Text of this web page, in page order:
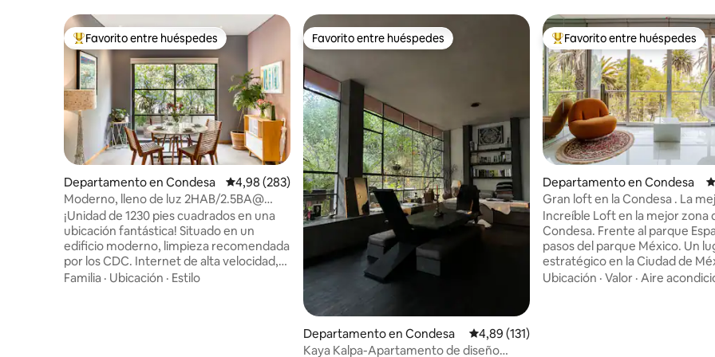
Favorito entre los huéspedes más destacados
Favorito entre huéspedes
Departamento en Condesa Calificación promedio: 4,98 de 5. 283 evaluaciones
4,98 (283)
Moderno, lleno de luz 2HAB/2.5BA@
Condesa con terraza
¡Unidad de 1230 pies cuadrados en una
ubicación fantástica! Situado en un
edificio moderno, limpieza recomendada
por los CDC. Internet de alta velocidad,
agua filtrada. Hay un supermercado
Familia · Ubicación · Estilo
Favorito entre huéspedes
Favorito entre huéspedes
Departamento en Condesa Calificación promedio: 4,89 de 5. 131
4,89 (131)
Kaya Kalpa-Apartamento de diseño
Favorito entre los huéspedes
Favorito entre huéspedes
Departamento en Condesa
Gran loft en la Condesa . La
ubicación
Increíble Loft en la mejor zona
Condesa. Frente al parque
pasos del parque México. Un
estratégico en la Ciudad de
pasear y comer delicioso. El
Ubicación · Valor · Aire